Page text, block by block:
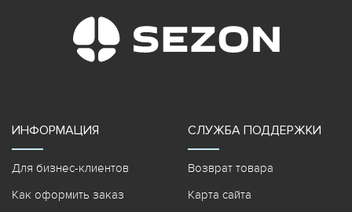
ИНФОРМАЦИЯ
Для бизнес-клиентов
Как оформить заказ
СЛУЖБА ПОДДЕРЖКИ
Возврат товара
Карта сайта